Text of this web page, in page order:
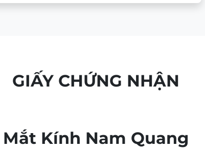
GIẤY CHỨNG NHẬN
Mắt Kính Nam Quang